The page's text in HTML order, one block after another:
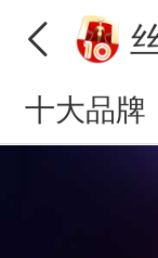
十大品牌